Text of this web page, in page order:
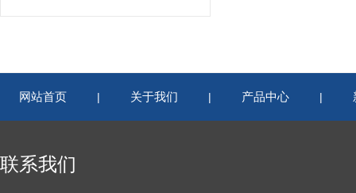
网站首页 | 关于我们 | 产品中心 |
联系我们